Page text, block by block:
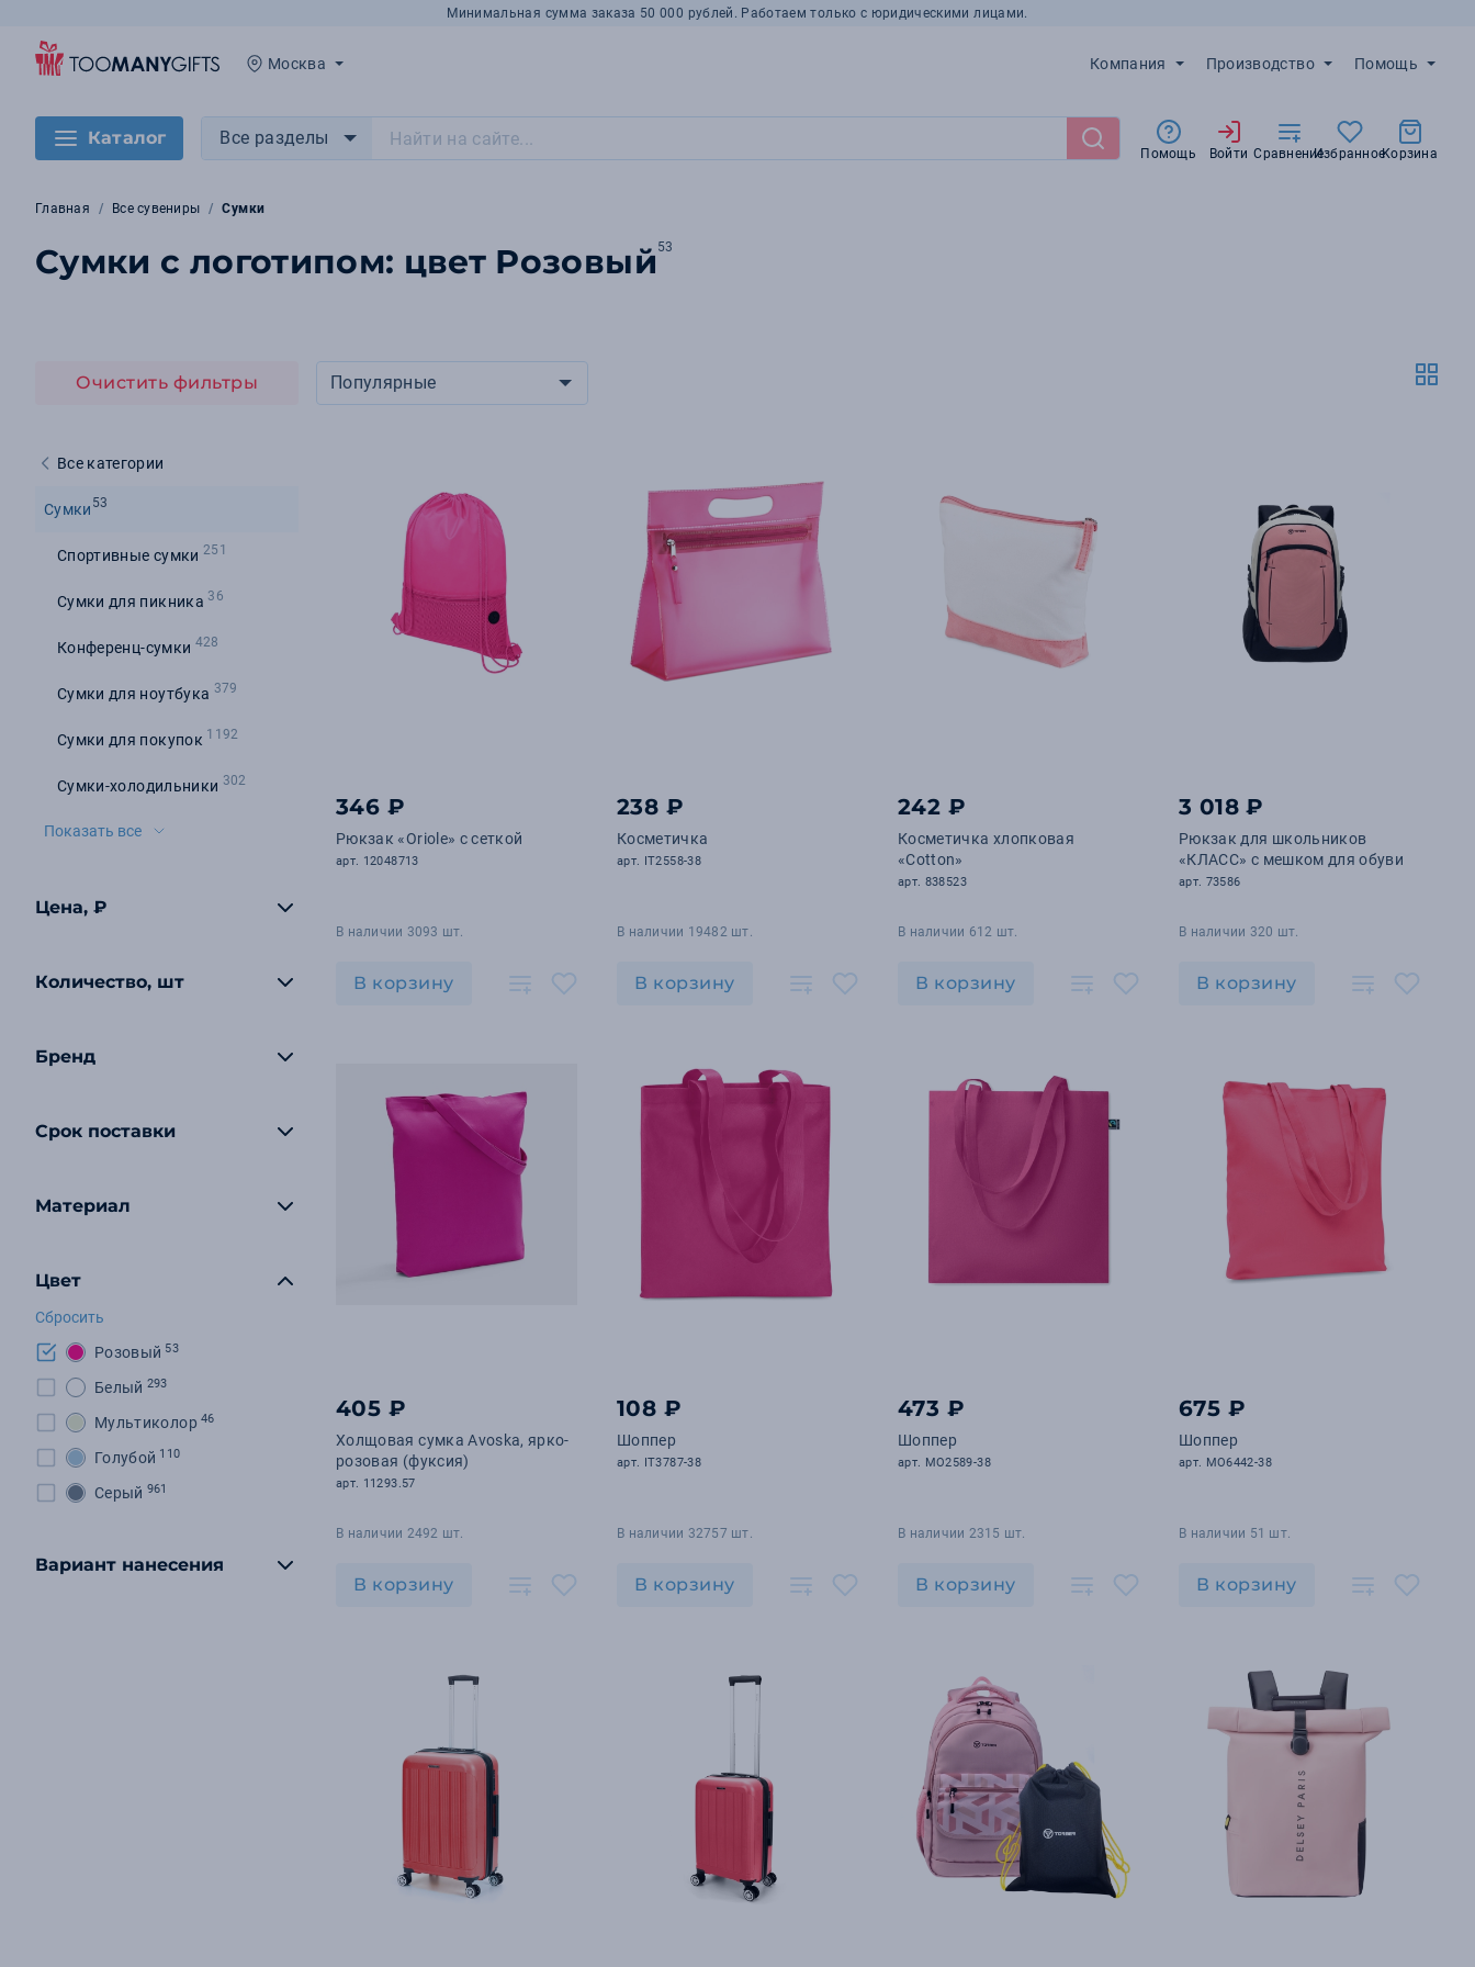
Минимальная сумма заказа 50 000 рублей. Работаем только с юридическими лицами.
Москва Компания Производство Помощь
Каталог Все разделы
Помощь Войти СравнениеИзбранноеКорзина
Главная Все сувениры Сумки
Сумки с логотипом: цвет Розовый 53
Очистить фильтры
Все категории
Сумки 53
Спортивные сумки 251
Сумки для пикника 36
Конференц-сумки 428
Сумки для ноутбука 379
Сумки для покупок 1192
Сумки-холодильники 302
Показать все
Цена, ₽
Количество, шт
Бренд
Срок поставки
Материал
Цвет
Сбросить
Розовый 53
Белый 293
Мультиколор 46
Голубой 110
Серый 961
Вариант нанесения
Популярные
346 ₽
Рюкзак «Oriole» с сеткой
арт. 12048713
В наличии 3093 шт.
В корзину
238 ₽
Косметичка
арт. IT2558-38
В наличии 19482 шт.
В корзину
242 ₽
Косметичка хлопковая
«Cotton»
арт. 838523
В наличии 612 шт.
В корзину
3 018 ₽
Рюкзак для школьников
«КЛАСС» с мешком для обуви
арт. 73586
В наличии 320 шт.
В корзину
405 ₽
Холщовая сумка Avoska, ярко-
розовая (фуксия)
арт. 11293.57
В наличии 2492 шт.
В корзину
108 ₽
Шоппер
арт. IT3787-38
В наличии 32757 шт.
В корзину
473 ₽
Шоппер
арт. MO2589-38
В наличии 2315 шт.
В корзину
675 ₽
Шоппер
арт. MO6442-38
В наличии 51 шт.
В корзину